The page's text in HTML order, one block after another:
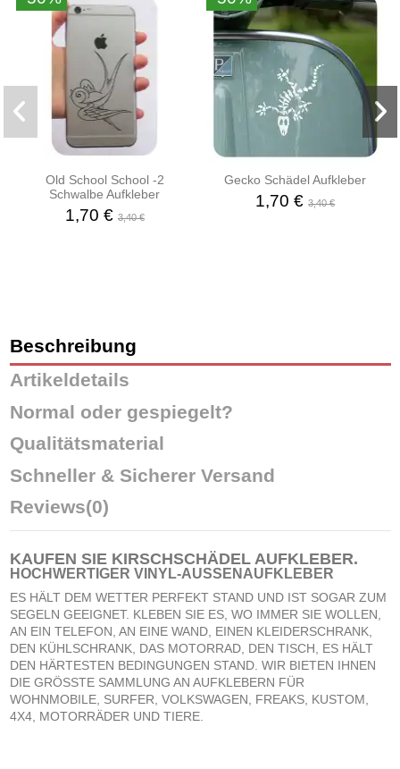
Old School School -2
Schwalbe Aufkleber
1,70 € 3,40 €
Gecko Schädel Aufkleber
1,70 €3,40 €
Beschreibung
Artikeldetails
Normal oder gespiegelt?
Qualitätsmaterial
Schneller & Sicherer Versand
Reviews(0)
KAUFEN SIE KIRSCHSCHÄDEL AUFKLEBER.
HOCHWERTIGER VINYL-AUSSENAUFKLEBER
ES HÄLT DEM WETTER PERFEKT STAND UND IST SOGAR ZUM
SEGELN GEEIGNET. KLEBEN SIE ES, WO IMMER SIE WOLLEN,
AN EIN TELEFON, AN EINE WAND, EINEN KLEIDERSCHRANK,
DEN KÜHLSCHRANK, DAS MOTORRAD, DEN TISCH, ES HÄLT
DEN HÄRTESTEN BEDINGUNGEN STAND. WIR BIETEN IHNEN
DIE GRÖSSTE SAMMLUNG AN AUFKLEBERN FÜR
WOHNMOBILE, SURFER, VOLKSWAGEN, FREAKS, KUSTOM,
4X4, MOTORRÄDER UND TIERE.